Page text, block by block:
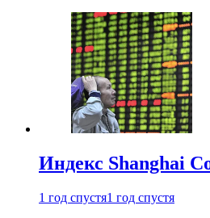
Индекс Shanghai
1 год спустя1 год спустя